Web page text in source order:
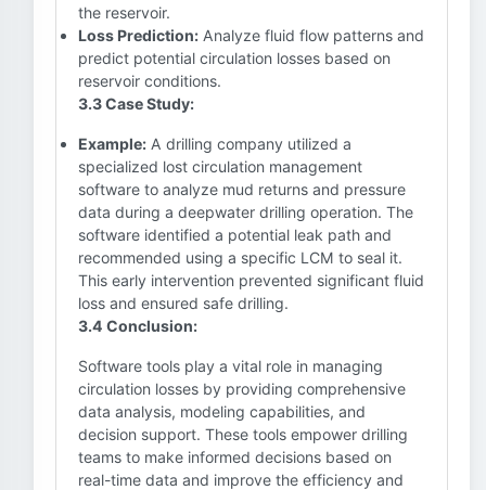
the reservoir.
Loss Prediction: Analyze fluid flow patterns and
predict potential circulation losses based on
reservoir conditions.
3.3 Case Study:
Example: A drilling company utilized a
specialized lost circulation management
software to analyze mud returns and pressure
data during a deepwater drilling operation. The
software identified a potential leak path and
recommended using a specific LCM to seal it.
This early intervention prevented significant fluid
loss and ensured safe drilling.
3.4 Conclusion:
Software tools play a vital role in managing
circulation losses by providing comprehensive
data analysis, modeling capabilities, and
decision support. These tools empower drilling
teams to make informed decisions based on
real-time data and improve the efficiency and